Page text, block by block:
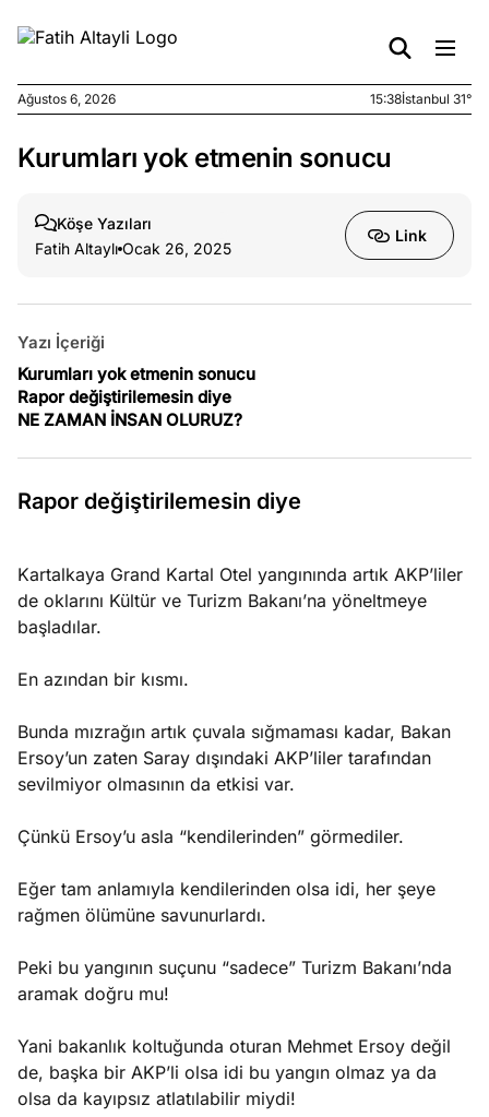
Ağustos
yasalar
5, 2026
stok
caiz
4, 2026
ister
Köşe
Spor
Ağustos 6, 2026 15:38İstanbul 31°
Kurumları yok etmenin sonucu
Köşe Yazıları
Fatih Altaylı Ocak 26, 2025
Link
Yazı İçeriği
Kurumları yok etmenin sonucu
Rapor değiştirilemesin diye
NE ZAMAN İNSAN OLURUZ?
Rapor değiştirilemesin diye
Kartalkaya Grand Kartal Otel yangınında artık AKP’liler
de oklarını Kültür ve Turizm Bakanı’na yöneltmeye
başladılar.
En azından bir kısmı.
Bunda mızrağın artık çuvala sığmaması kadar, Bakan
Ersoy’un zaten Saray dışındaki AKP’liler tarafından
sevilmiyor olmasının da etkisi var.
Çünkü Ersoy’u asla “kendilerinden” görmediler.
Eğer tam anlamıyla kendilerinden olsa idi, her şeye
rağmen ölümüne savunurlardı.
Peki bu yangının suçunu “sadece” Turizm Bakanı’nda
aramak doğru mu!
Yani bakanlık koltuğunda oturan Mehmet Ersoy değil
de, başka bir AKP’li olsa idi bu yangın olmaz ya da
olsa da kayıpsız atlatılabilir miydi!